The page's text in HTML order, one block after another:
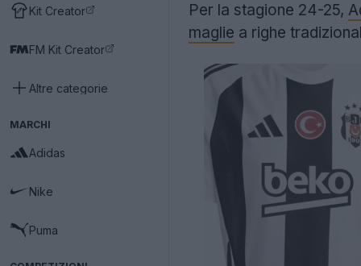
Kit Creator
FM Kit Creator
Altre categorie
MARCHI
Adidas
Nike
Puma
Per la stagione 24-25,
maglie a righe